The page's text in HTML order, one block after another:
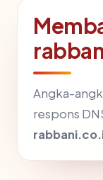
Angka-
respons